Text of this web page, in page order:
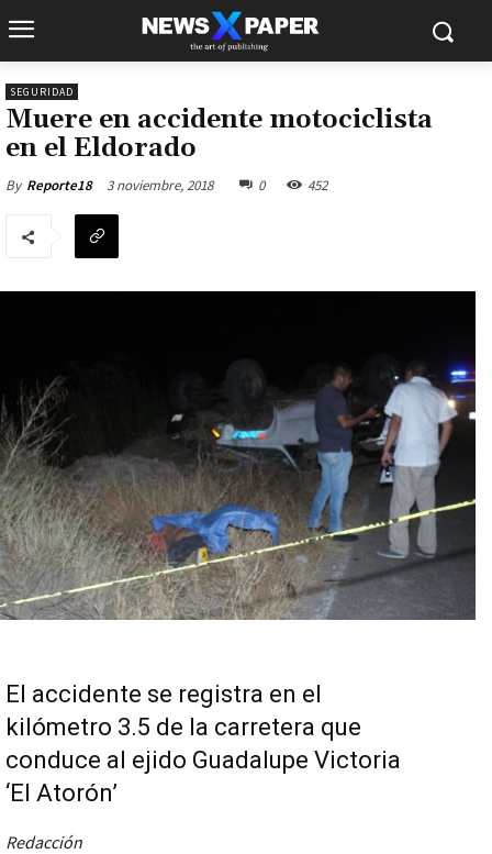
SEGURIDAD
Muere en accidente motociclista
en el Eldorado
By Reporte18 3 noviembre, 2018 0 452
El accidente se registra en el
kilómetro 3.5 de la carretera que
conduce al ejido Guadalupe Victoria
‘El Atorón’
Redacción